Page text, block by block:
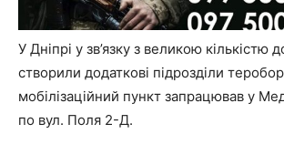
У Дніпрі у зв’язку з великою кількістю
створили додаткові підрозділи
мобілізаційний пункт запрацював у
по вул. Поля 2-Д.